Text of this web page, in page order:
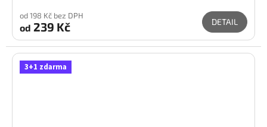
od 198 Kč bez DPH
od 239 Kč DETAIL
3+1 zdarma